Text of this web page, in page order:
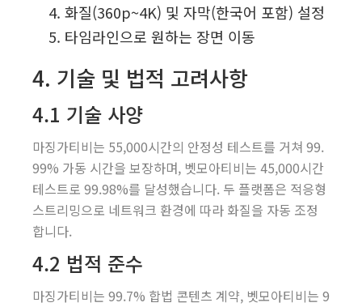
화질(360p~4K) 및 자막(한국어 포함) 설정
타임라인으로 원하는 장면 이동
4. 기술 및 법적 고려사항
4.1 기술 사양
마징가티비는 55,000시간의 안정성 테스트를 거쳐 99.
99% 가동 시간을 보장하며, 벳모아티비는 45,000시간
테스트로 99.98%를 달성했습니다. 두 플랫폼은 적응형
스트리밍으로 네트워크 환경에 따라 화질을 자동 조정
합니다.
4.2 법적 준수
마징가티비는 99.7% 합법 콘텐츠 계약, 벳모아티비는 9